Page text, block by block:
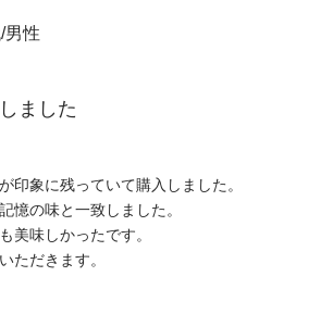
男性
ました
印象に残っていて購入しました。
憶の味と一致しました。
美味しかったです。
ただきます。